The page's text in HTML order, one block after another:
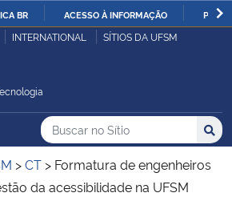
IR
BR ACESSO À INFORMAÇÃO
Pública
INTERNATIONAL SÍTIOS DA UFSM
do Sítio
Busca
Buscar no no Sítio
Busca:
>CT > Formatura de engenheiros
da acessibilidade na UFSM